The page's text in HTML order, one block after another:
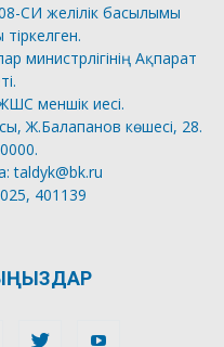
СИ желілік басылымы
министрлігінің Ақпарат
меншік иесі.
Ж.Балапанов көшесі, 28.
taldyk@bk.ru
401139